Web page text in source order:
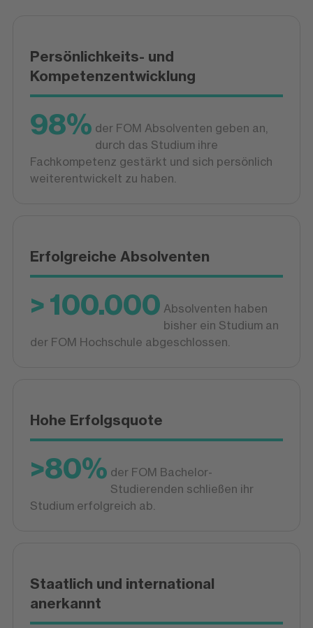
Persönlichkeits- und
Kompetenzentwicklung
98% der FOM Absolventen geben an,
durch das Studium ihre
Fachkompetenz gestärkt und sich persönlich
weiterentwickelt zu haben.
Erfolgreiche Absolventen
> 100.000 Absolventen haben
bisher ein Studium an
der FOM Hochschule abgeschlossen.
Hohe Erfolgsquote
>80% der FOM Bachelor-
Studierenden schließen ihr
Studium erfolgreich ab.
Staatlich und international
anerkannt